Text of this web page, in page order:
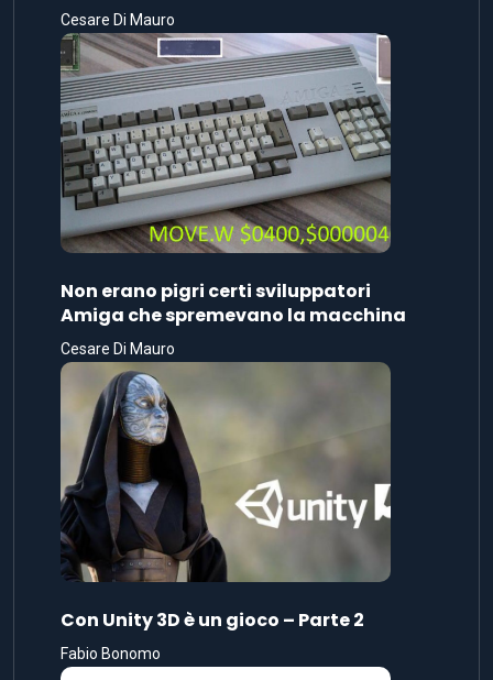
Cesare Di Mauro
Non erano pigri certi sviluppatori
Amiga che spremevano la macchina
Cesare Di Mauro
Con Unity 3D è un gioco – Parte 2
Fabio Bonomo